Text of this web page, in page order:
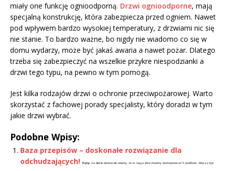
miały one funkcję ognioodporną. Drzwi ognioodporne, mają
specjalną konstrukcję, która zabezpiecza przed ogniem. Nawet
pod wpływem bardzo wysokiej temperatury, z drzwiami nic się
nie stanie. To bardzo ważne, bo nigdy nie wiadomo co się w
domu wydarzy, może być jakaś awaria a nawet pożar. Dlatego
trzeba się zabezpieczyć na wszelkie przykre niespodzianki a
drzwi tego typu, na pewno w tym pomogą.
Jest kilka rodzajów drzwi o ochronie przeciwpożarowej. Warto
skorzystać z fachowej porady specjalisty, który doradzi w tym
jakie drzwi wybrać.
Podobne Wpisy:
Baza przepisów – doskonałe rozwiązanie dla
odchudzających!
Będąc na diecie doskonale wiemy, że w ciągu dnia musimy skomponować 5 posiłków. Musza być